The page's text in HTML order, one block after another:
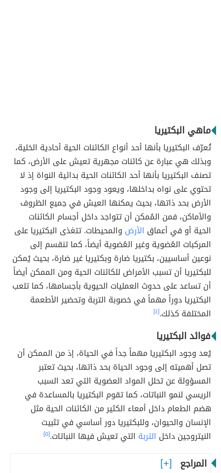
ماهي البكتيريا
تُعرّف البكتيريا بأنها أحد أنواع الكائنات الحية أحادية الخلية،
وبذلك هي عبارة عن كائنات مجهرية تعيش على الأرض، كما
تصنف البكتيريا بأنها أحد الكائنات الحية بدائية النواة إذ لا
تحتوي على نواه بداخلها، ويعود وجود البكتيريا إلى وجود
الأرض بحد ذاتها، بحيث يمكنها العيش في جميع الظروف
والأماكن، فمن المُمكن أن تتواجد داخل أجسام الكائنات
الحية أو في أعماق الأرض والمحيطات. تتغذى البكتيريا على
المركبات العُضوية وغير العُضوية أيضاً، كما تنقسم إلى
نوعين أساسيين، بكتيريا ضارة وبكتيريا غير ضارة، بحيث يُمكن
للبكتيريا أن تسبب الأمراض للكائنات الحية ومن الممكن أيضاً
أن تساعد على حدوث العمليات الحيوية بأجسامها، كما تلعب
البكتيريا دوراً مهماً في خصوبة التربة وتحضير الأطعمة
المختلفة كذلك.[٤]
فوائد البكتيريا
يُعد وجود البكتيريا مهماً جداً في الحياة، إذ من الممكن أن
تصل أهميته إلى وجود الحياة بحد ذاتها، بحيث تعتبر
المسؤولة عن تحلل المواد العضوية التي تعد السبب
الريسي لنمو النباتات، كما تقوم البكتيريا بالمساعدة في
هضم الطعام داخل أمعاء الكثير من الكائنات الحية مثل
الإنسان والحيوان، وللبكتيريا دور أساسي في تثبيت
النيتروجين داخل التربة التي تعيش فيها النباتات.[٥]
المراجع